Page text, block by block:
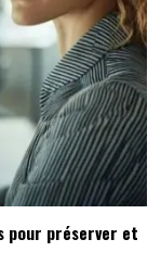
pour préserver et